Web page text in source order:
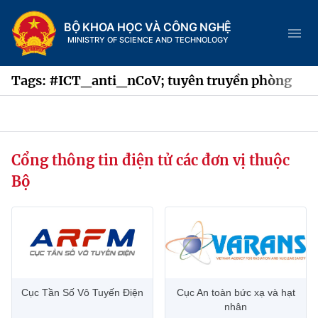
BỘ KHOA HỌC VÀ CÔNG NGHỆ
MINISTRY OF SCIENCE AND TECHNOLOGY
Trang chủ
Chức năng nhiệm vụ
Tin tức sự kiện
Hệ thống văn bản
Tags: #ICT_anti_nCoV; tuyên truyền phòng
Cổng thông tin điện tử các đơn vị thuộc
Bộ
Cục Tần Số Vô Tuyến Điện
Cục An toàn bức xạ và hạt
nhân